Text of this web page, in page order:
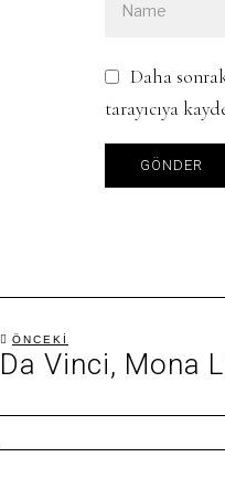
Daha
tarayıcıya
Yazı
gezinmesi
ÖNCEKI
Önceki
Da Vinci, Mona